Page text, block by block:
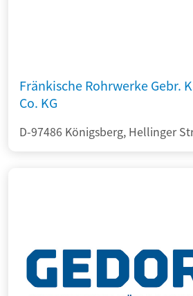
Fränkische Rohrwerke Gebr.
Co. KG
D-97486 Königsberg, Hellinger